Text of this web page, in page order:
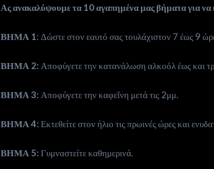
Ας ανακαλύψουμε τα 10 αγαπημένα μας βήματα για να
ΒΗΜΑ 1: Δώστε στον εαυτό σας τουλάχιστον 7 έως 9
ΒΗΜΑ 2: Αποφύγετε την κατανάλωση αλκοόλ έως και
ΒΗΜΑ 3: Αποφύγετε την καφεΐνη μετά τις 2μμ.
ΒΗΜΑ 4: Εκτεθείτε στον ήλιο τις πρωινές ώρες και
ΒΗΜΑ 5: Γυμναστείτε καθημερινά.